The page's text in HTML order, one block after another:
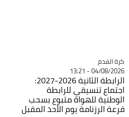
Catégorie
كرة القدم
04/08/2026 - 13:21
الرابطة الثانية 2026-2027:
اجتماع تنسيقي للرابطة
الوطنية للهواة متبوع بسحب
قرعة الرزنامة يوم الأحد المقبل